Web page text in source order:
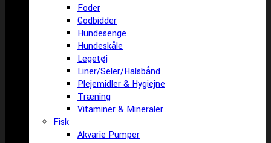
Foder
Godbidder
Hundesenge
Hundeskåle
Legetøj
Liner/Seler/Halsbånd
Plejemidler & Hygiejne
Træning
Vitaminer & Mineraler
Fisk
Akvarie Pumper